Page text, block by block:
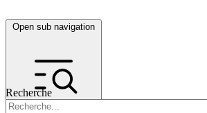
Open sub navigation
Recherche